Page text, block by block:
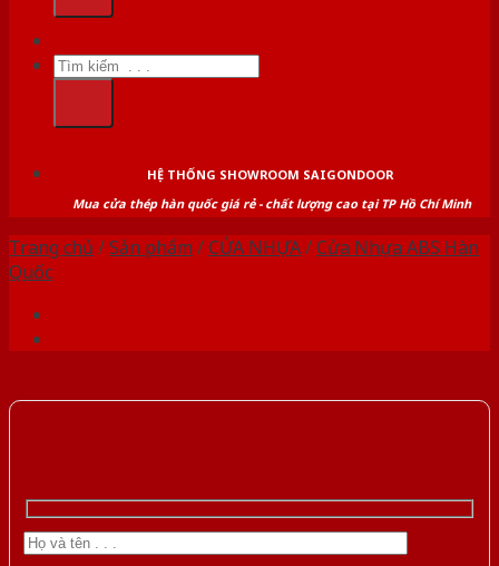
Tìm
kiếm:
HỆ THỐNG SHOWROOM SAIGONDOOR
Mua cửa thép hàn quốc giá rẻ - chất lượng cao tại TP Hồ Chí Minh
Trang chủ /Sản phẩm /CỬA NHỰA/Cửa Nhựa ABS Hàn
Quốc